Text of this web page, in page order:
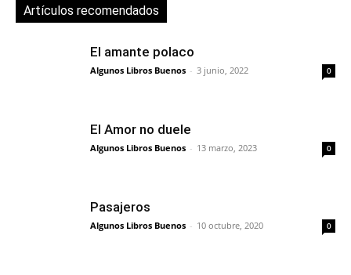
Artículos recomendados
El amante polaco
Algunos Libros Buenos - 3 junio, 2022 0
El Amor no duele
Algunos Libros Buenos - 13 marzo, 2023 0
Pasajeros
Algunos Libros Buenos - 10 octubre, 2020 0